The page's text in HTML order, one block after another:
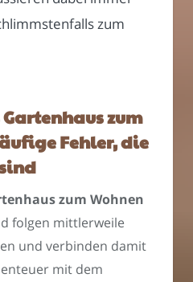
zum
zum
Fehler, die
zum Wohnen
folgen mittlerweile
und verbinden damit
mit dem